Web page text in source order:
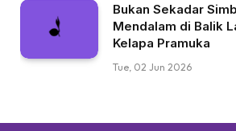
Bukan Sekadar
Mendalam di Balik
Kelapa Pramuka
Tue, 02 Jun 2026